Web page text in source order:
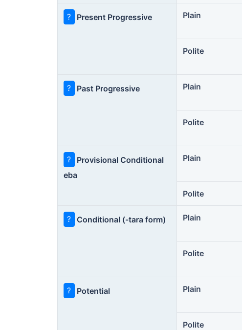
? Present Progressive Plain
Polite
? Past Progressive Plain
Polite
?
Provisional Conditional
eba
Plain
Polite
? Conditional (-tara form) Plain
Polite
? Potential Plain
Polite